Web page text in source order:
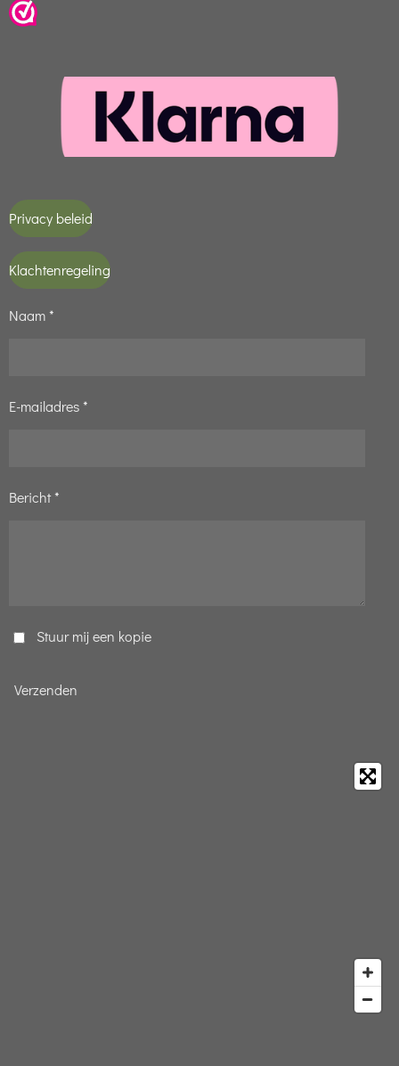
Privacy beleid
Klachtenregeling
Naam *
E-mailadres *
Bericht *
Stuur mij een kopie
Verzenden